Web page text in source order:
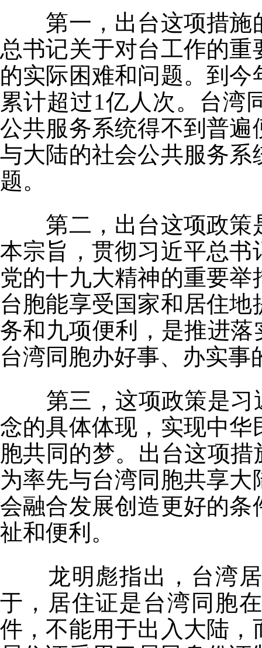
第一，出台这项措施
总书记关于对台工作的
的实际困难和问题。到
累计超过1亿人次。台湾
公共服务系统得不到普
与大陆的社会公共服务
题。
第二，出台这项政策
本宗旨，贯彻习近平总
党的十九大精神的重要
台胞能享受国家和居住
务和九项便利，是推进
台湾同胞办好事、办实
第三，这项政策是习
念的具体体现，实现中
胞共同的梦。出台这项
为率先与台湾同胞共享
会融合发展创造更好的
祉和便利。
龙明彪指出，台湾居
于，居住证是台湾同胞
件，不能用于出入大陆